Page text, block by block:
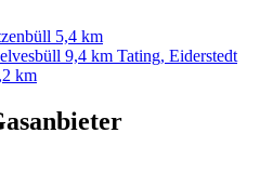
5,4 km
9,4 km Tating, Eiderstedt
km